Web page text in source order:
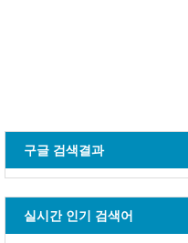
구글 검색결과
실시간 인기 검색어